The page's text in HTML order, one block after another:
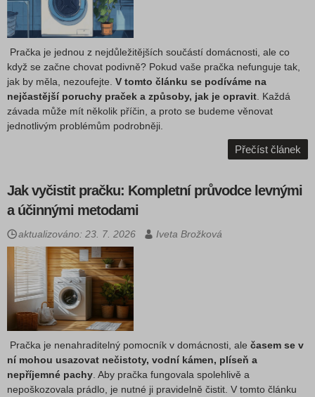
Pračka je jednou z nejdůležitějších součástí domácnosti, ale co
když se začne chovat podivně? Pokud vaše pračka nefunguje tak,
jak by měla, nezoufejte. V tomto článku se podíváme na
nejčastější poruchy praček a způsoby, jak je opravit . Každá
závada může mít několik příčin, a proto se budeme věnovat
jednotlivým problémům podrobněji.
Přečíst článek
Jak vyčistit pračku: Kompletní průvodce levnými
a účinnými metodami
aktualizováno: 23. 7. 2026 Iveta Brožková
Pračka je nenahraditelný pomocník v domácnosti, ale časem se v
ní mohou usazovat nečistoty, vodní kámen, plíseň a
nepříjemné pachy . Aby pračka fungovala spolehlivě a
nepoškozovala prádlo, je nutné ji pravidelně čistit. V tomto článku